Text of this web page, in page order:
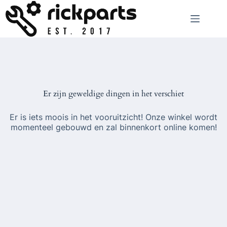
naar
de
inhoud
Er zijn geweldige dingen in het verschiet
Er is iets moois in het vooruitzicht! Onze winkel wordt
momenteel gebouwd en zal binnenkort online komen!